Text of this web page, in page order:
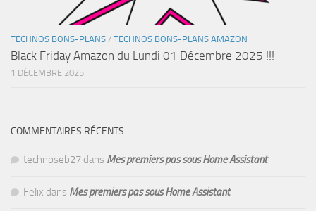
TECHNOS BONS-PLANS / TECHNOS BONS-PLANS AMAZON
Black Friday Amazon du Lundi 01 Décembre 2025 !!!
1 DÉCEMBRE 2025
COMMENTAIRES RÉCENTS
technoseb27 dans Mes premiers pas sous Home Assistant
Felix dans Mes premiers pas sous Home Assistant